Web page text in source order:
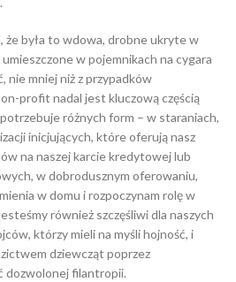
że była to wdowa, drobne ukryte w
w pojemnikach na cygara
nie mniej niż z przypadków
profit nadal jest kluczową częścią
różnych form – w staraniach,
inicjujących, które oferują nasz
na naszej karcie kredytowej lub
w dobrodusznym oferowaniu,
w domu i rozpoczynam rolę w
również szczęśliwi dla naszych
którzy mieli na myśli hojność, i
dziewcząt poprzez
dozwolonej filantropii.